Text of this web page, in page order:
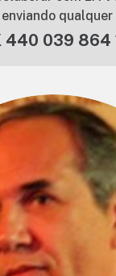
enviando qualquer
440 039 864